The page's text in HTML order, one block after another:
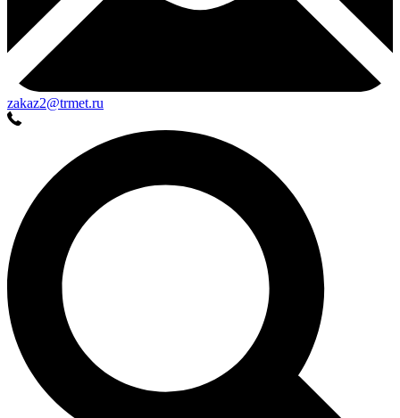
zakaz2@trmet.ru